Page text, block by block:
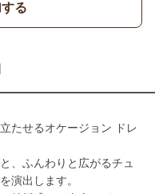
る
たせるオケージョン ドレ
、ふんわりと広がるチュ
演出します。